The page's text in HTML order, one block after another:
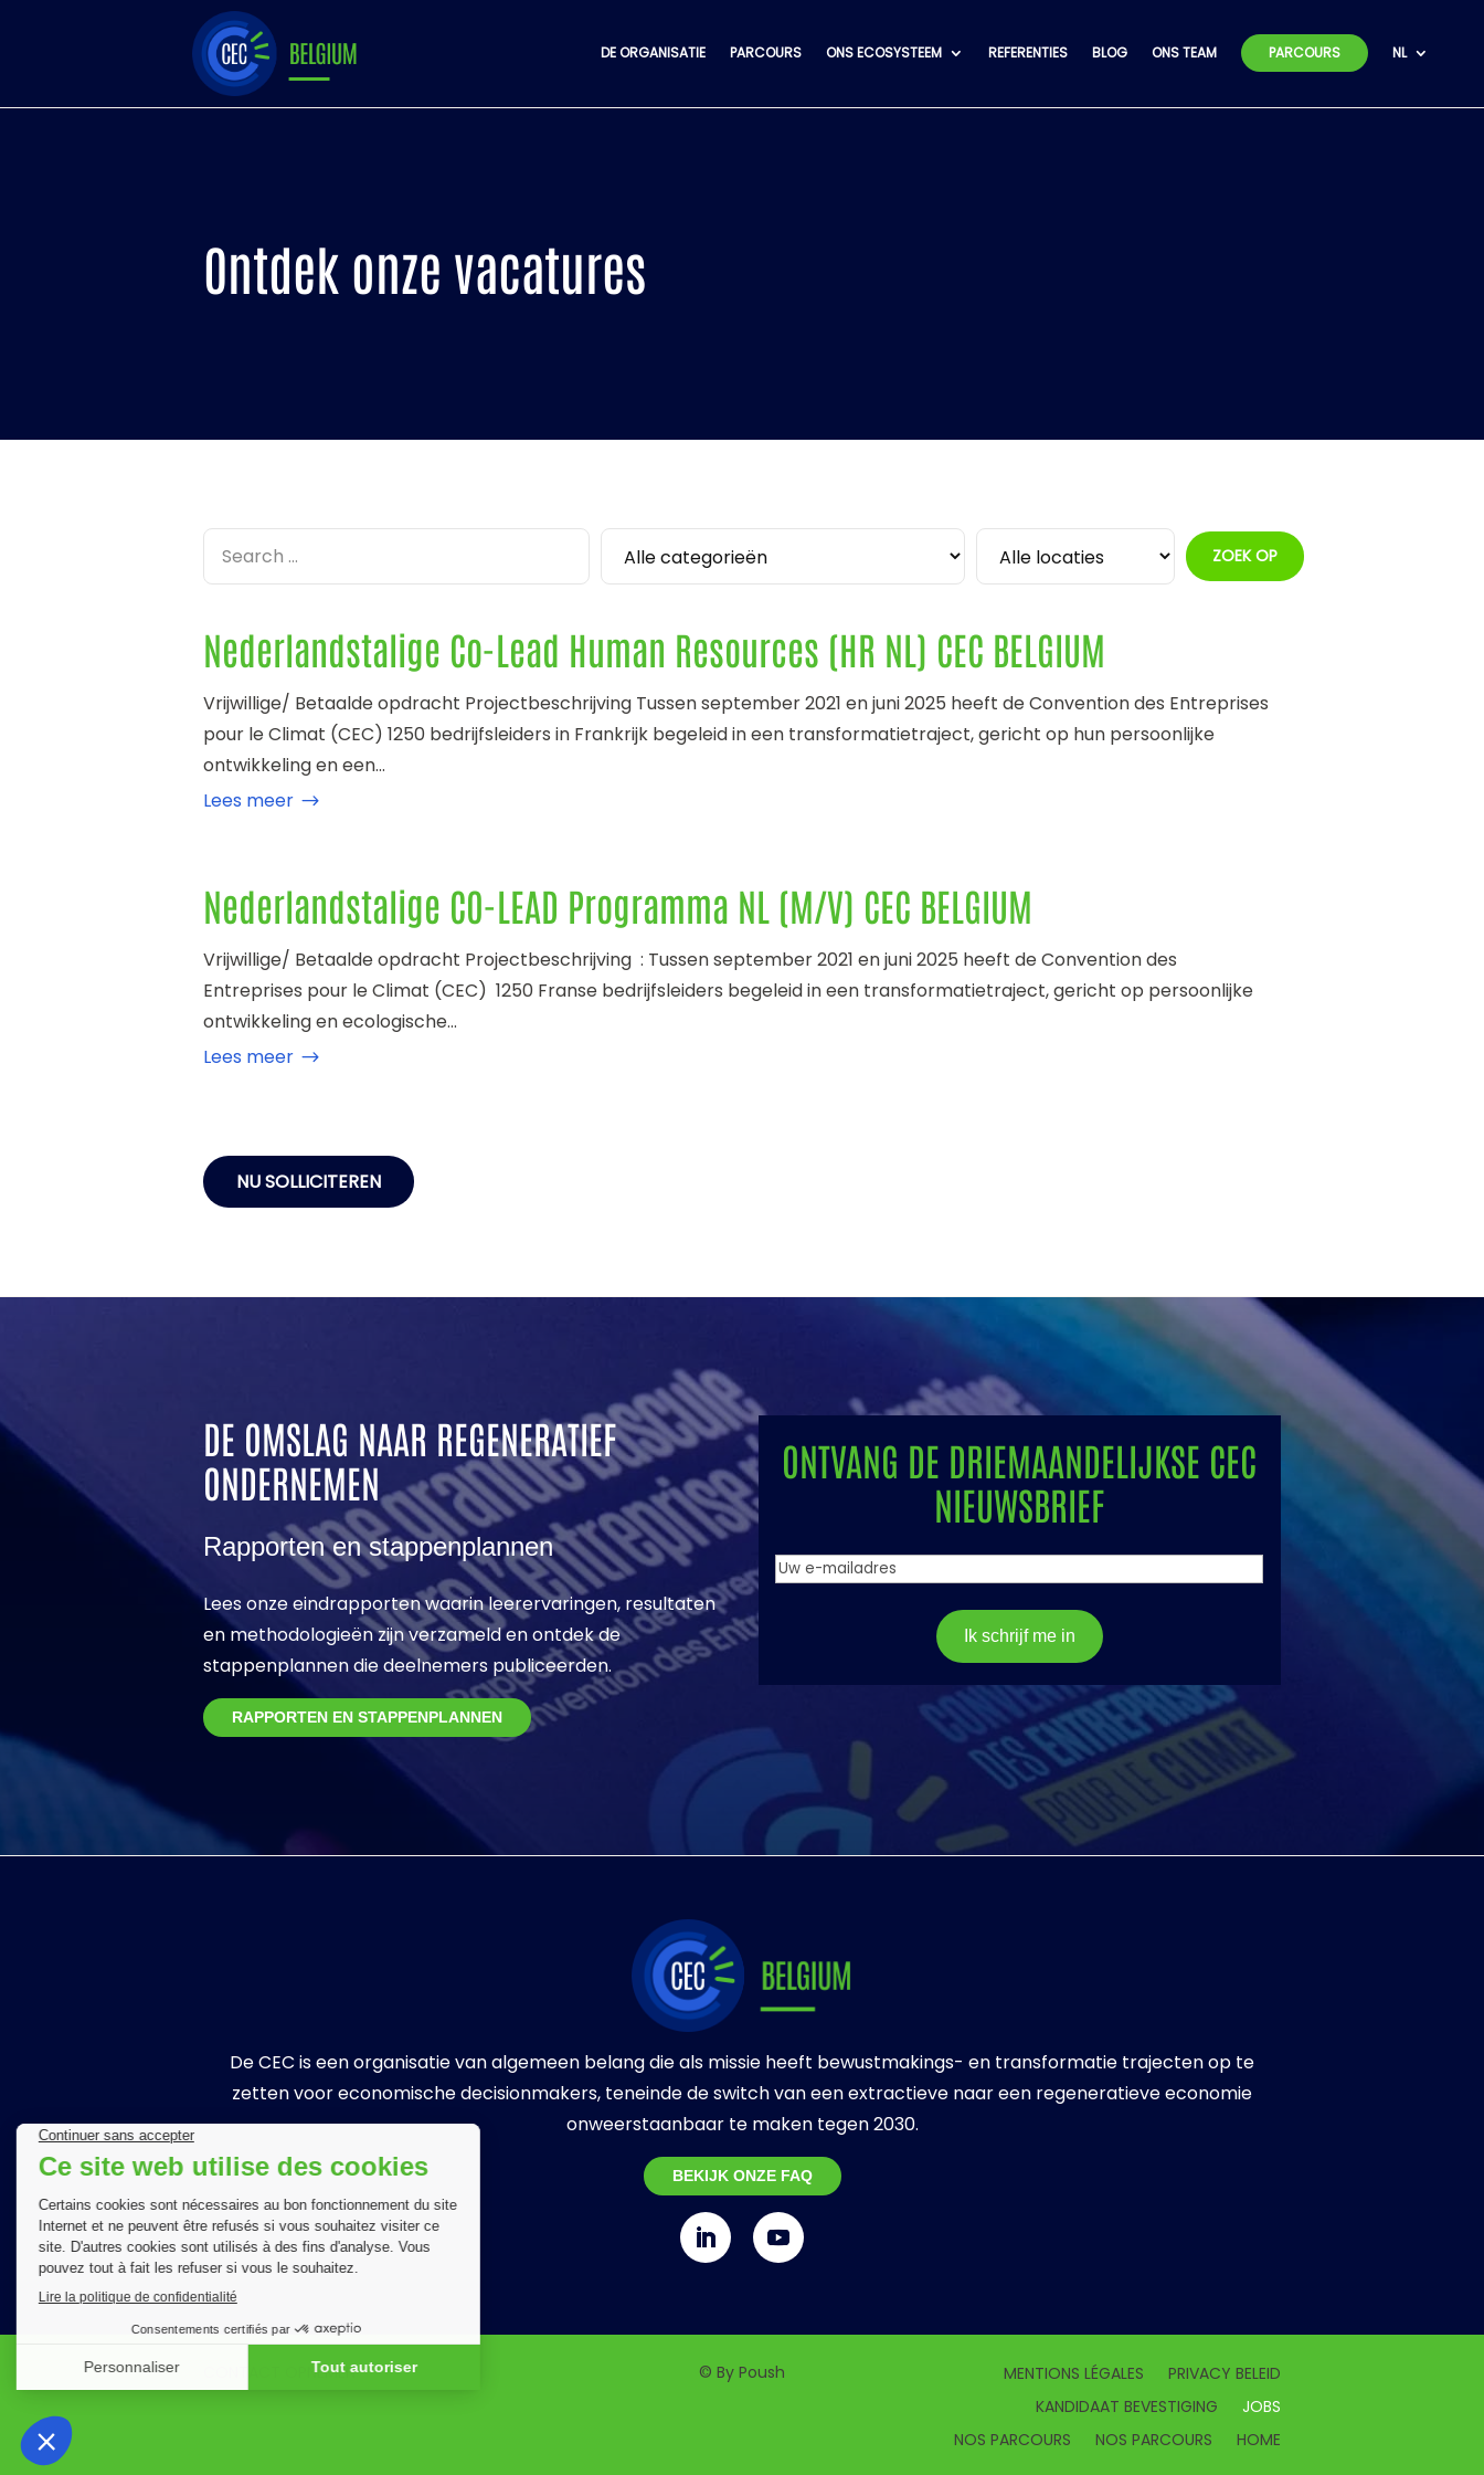
DE ORGANISATIE PARCOURS ONS ECOSYSTEEM REFERENTIES BLOG ONS TEAM PARCOURS NL
Ontdek onze vacatures
Nederlandstalige Co-Lead Human Resources (HR NL) CEC BELGIUM
Vrijwillige/ Betaalde opdracht Projectbeschrijving Tussen september 2021 en juni 2025 heeft de Convention des Entreprises
pour le Climat (CEC) 1250 bedrijfsleiders in Frankrijk begeleid in een transformatietraject, gericht op hun persoonlijke
ontwikkeling en een...
Lees meer
Nederlandstalige CO-LEAD Programma NL (M/V) CEC BELGIUM
Vrijwillige/ Betaalde opdracht Projectbeschrijving : Tussen september 2021 en juni 2025 heeft de Convention des
Entreprises pour le Climat (CEC) 1250 Franse bedrijfsleiders begeleid in een transformatietraject, gericht op persoonlijke
ontwikkeling en ecologische...
Lees meer
NU SOLLICITEREN
DE OMSLAG NAAR REGENERATIEF
ONDERNEMEN
Rapporten en stappenplannen
Lees onze eindrapporten waarin leerervaringen, resultaten
en methodologieën zijn verzameld en ontdek de
stappenplannen die deelnemers publiceerden.
RAPPORTEN EN STAPPENPLANNEN
ONTVANG DE DRIEMAANDELIJKSE CEC
NIEUWSBRIEF
Uw
Ik schrijf me in
De CEC is een organisatie van algemeen belang die als missie heeft bewustmakings- en transformatie trajecten op te
zetten voor economische decisionmakers, teneinde de switch van een extractieve naar een regeneratieve economie
onweerstaanbaar te maken tegen 2030.
BEKIJK ONZE FAQ
CONTACT OPNEMEN © By Poush MENTIONS LÉGALES
PRIVACY BELEID
KANDIDAAT BEVESTIGING
JOBS
NOS PARCOURS
NOS PARCOURS HOME